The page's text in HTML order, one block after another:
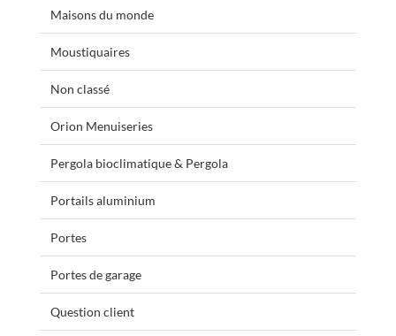
Maisons du monde
Moustiquaires
Non classé
Orion Menuiseries
Pergola bioclimatique & Pergola
Portails aluminium
Portes
Portes de garage
Question client